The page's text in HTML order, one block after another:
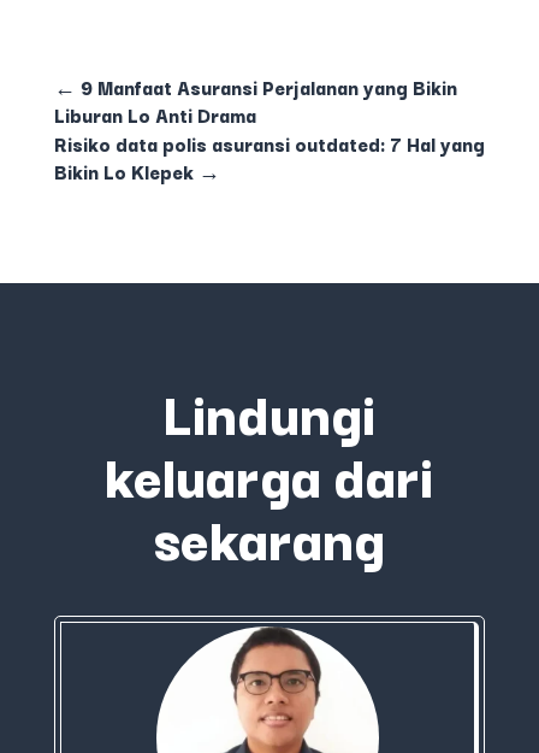
← 9 Manfaat Asuransi Perjalanan yang Bikin
Liburan Lo Anti Drama
Risiko data polis asuransi outdated: 7 Hal yang
Bikin Lo Klepek→
Lindungi
keluarga dari
sekarang